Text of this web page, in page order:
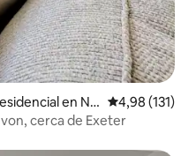
en Ne Calificación
4,98 (131)
cerca de Exeter